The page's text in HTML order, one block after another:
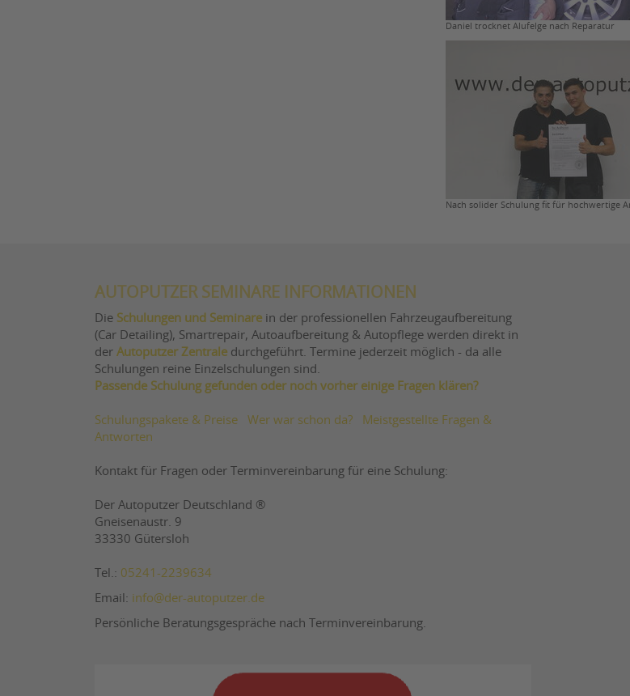
Daniel trocknet Alufelge nach Reparatur
Nach solider Schulung fit für hochwertige
AUTOPUTZER SEMINARE INFORMATIONEN
Die Schulungen und Seminare in der professionellen Fahrzeugaufbereitung
(Car Detailing), Smartrepair, Autoaufbereitung & Autopflege werden direkt in
der Autoputzer Zentrale durchgeführt. Termine jederzeit möglich - da alle
Schulungen reine Einzelschulungen sind.
Passende Schulung gefunden oder noch vorher einige Fragen klären?
Schulungspakete & Preise Wer war schon da?
Meistgestellte Fragen &
Antworten
Kontakt für Fragen oder Terminvereinbarung für eine Schulung:
Der Autoputzer Deutschland ®
Gneisenaustr. 9
33330 Gütersloh
Tel.: 05241-2239634
Email: info@der-autoputzer.de
Persönliche Beratungsgespräche nach Terminvereinbarung.